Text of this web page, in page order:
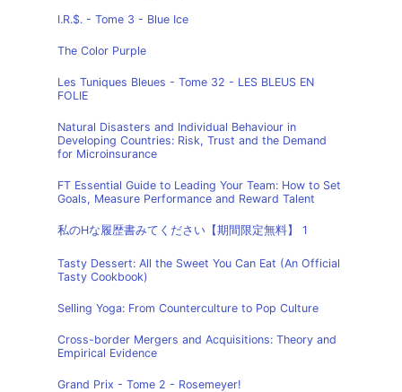
I.R.$. - Tome 3 - Blue Ice
The Color Purple
Les Tuniques Bleues - Tome 32 - LES BLEUS EN
FOLIE
Natural Disasters and Individual Behaviour in
Developing Countries: Risk, Trust and the Demand
for Microinsurance
FT Essential Guide to Leading Your Team: How to Set
Goals, Measure Performance and Reward Talent
私のHな履歴書みてください【期間限定無料】 1
Tasty Dessert: All the Sweet You Can Eat (An Official
Tasty Cookbook)
Selling Yoga: From Counterculture to Pop Culture
Cross-border Mergers and Acquisitions: Theory and
Empirical Evidence
Grand Prix - Tome 2 - Rosemeyer!